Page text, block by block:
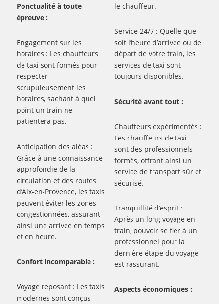
Ponctualité à toute
épreuve :
Engagement sur les
horaires : Les chauffeurs
de taxi sont formés pour
respecter
scrupuleusement les
horaires, sachant à quel
point un train ne
patientera pas.
Anticipation des aléas :
Grâce à une connaissance
approfondie de la
circulation et des routes
d’Aix-en-Provence, les taxis
peuvent éviter les zones
congestionnées, assurant
ainsi une arrivée en temps
et en heure.
Confort incomparable :
Voyage reposant : Les taxis
modernes sont conçus
le chauffeur.
Service 24/7 : Quelle que
soit l’heure d’arrivée ou de
départ de votre train, les
services de taxi sont
toujours disponibles.
Sécurité avant tout :
Chauffeurs expérimentés :
Les chauffeurs de taxi
sont des professionnels
formés, offrant ainsi un
service de transport sûr et
sécurisé.
Tranquillité d’esprit :
Après un long voyage en
train, pouvoir se fier à un
professionnel pour la
dernière étape du voyage
est rassurant.
Aspects économiques :